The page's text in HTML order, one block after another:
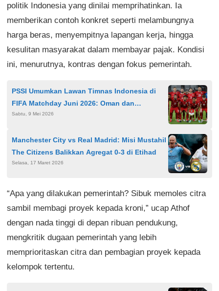
politik Indonesia yang dinilai memprihatinkan. Ia
memberikan contoh konkret seperti melambungnya
harga beras, menyempitnya lapangan kerja, hingga
kesulitan masyarakat dalam membayar pajak. Kondisi
ini, menurutnya, kontras dengan fokus pemerintah.
PSSI Umumkan Lawan Timnas Indonesia di
FIFA Matchday Juni 2026: Oman dan
Mozambik Siap Jadi Ujian Berat
Sabtu, 9 Mei 2026
Manchester City vs Real Madrid: Misi Mustahil
The Citizens Balikkan Agregat 0-3 di Etihad
Selasa, 17 Maret 2026
“Apa yang dilakukan pemerintah? Sibuk memoles citra
sambil membagi proyek kepada kroni,” ucap Athof
dengan nada tinggi di depan ribuan pendukung,
mengkritik dugaan pemerintah yang lebih
memprioritaskan citra dan pembagian proyek kepada
kelompok tertentu.